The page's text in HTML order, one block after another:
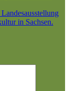
in Sachsen.